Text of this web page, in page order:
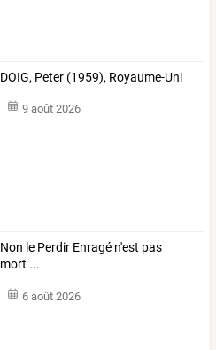
DOIG, Peter (1959), Royaume-Uni
9 août 2026
Non le Perdir Enragé n'est pas
mort ...
6 août 2026